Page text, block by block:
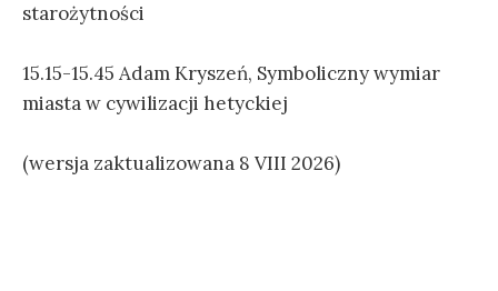
starożytności
15.15-15.45 Adam Kryszeń, Symboliczny wymiar
miasta w cywilizacji hetyckiej
(wersja zaktualizowana 8 VIII 2026)